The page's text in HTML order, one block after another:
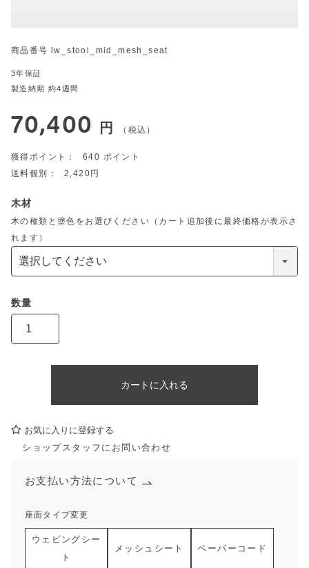
商品番号 lw_stool_mid_mesh_seat
3年保証
製造納期 約4週間
70,400 税込
640
2,420
木材
木の種類と塗色をお選びください（カート追加後に最終価格が表示さ
れます）
お気に入りに登録する
カートに入れる
ショップスタッフにお問い合わせ
座面タイプ変更
ウェビングシー
ト
メッシュシート ペーパーコード
お支払い方法について